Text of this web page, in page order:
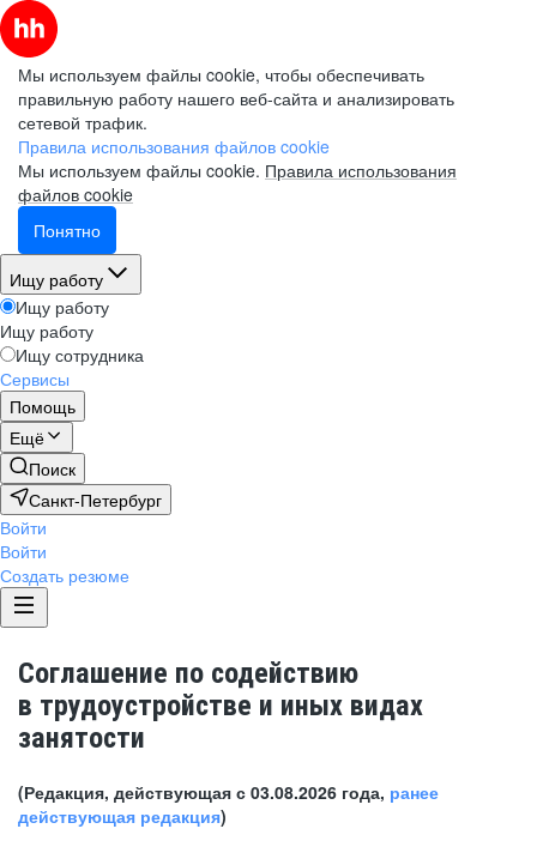
Мы используем файлы cookie, чтобы обеспечивать
правильную работу нашего веб-сайта и анализировать
сетевой трафик.
Правила использования файлов cookie
Мы используем файлы cookie. Правила использования
файлов cookie
Понятно
Ищу работу
Ищу работу
Ищу работу
Ищу сотрудника
Сервисы
Помощь
Ещё
Поиск
Санкт-Петербург
Войти
Войти
Создать резюме
Соглашение по содействию
в трудоустройстве и иных видах
занятости
(Редакция, действующая с 03.08.2026 года, ранее
действующая редакция)